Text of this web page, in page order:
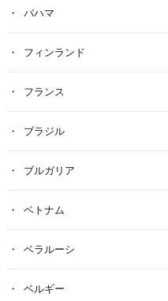
バハマ
フィンランド
フランス
ブラジル
ブルガリア
ベトナム
ベラルーシ
ベルギー